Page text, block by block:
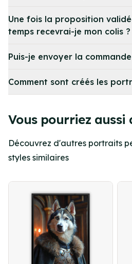
Une fois la proposition
temps recevrai-je mon colis ?
Puis-je envoyer la
Comment sont créés les
Vous pourriez aussi
Découvrez d'autres portraits
styles similaires